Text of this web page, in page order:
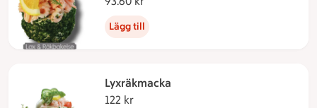
Lägg till
Lyxräkmacka
122 kr